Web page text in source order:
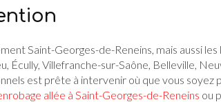
Saint-Georges-de-Reneins, mais aussi
Écully, Villefranche-sur-Saône, Belleville,
est prête à intervenir où que vous soyez
allée à Saint-Georges-de-Reneins ou